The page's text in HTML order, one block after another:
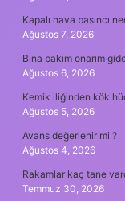
Kapalı hava basıncı
Ağustos 7, 2026
Bina bakım onarım
Ağustos 6, 2026
Kemik iliğinden kök
Ağustos 5, 2026
Avans değerlenir mi ?
Ağustos 4, 2026
Rakamlar kaç tane
Temmuz 30, 2026